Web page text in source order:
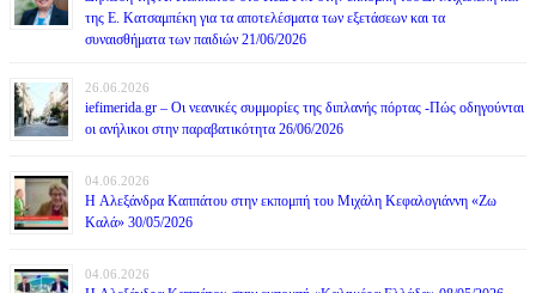
της Ε. Κατσαμπέκη για τα αποτελέσματα των εξετάσεων και τα
συναισθήματα των παιδιών 21/06/2026
26.06.2026
iefimerida.gr – Οι νεανικές συμμορίες της διπλανής πόρτας -Πώς οδηγούνται
οι ανήλικοι στην παραβατικότητα 26/06/2026
04.06.2026
H Αλεξάνδρα Καππάτου στην εκπομπή του Μιχάλη Κεφαλογιάννη «Ζω
Καλά» 30/05/2026
04.06.2026